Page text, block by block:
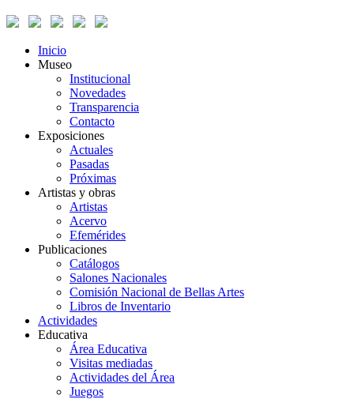
Inicio
Museo
Institucional
Novedades
Transparencia
Contacto
Exposiciones
Actuales
Pasadas
Próximas
Artistas y obras
Artistas
Acervo
Efemérides
Publicaciones
Catálogos
Salones Nacionales
Comisión Nacional de Bellas Artes
Libros de Inventario
Actividades
Educativa
Área Educativa
Visitas mediadas
Actividades del Área
Juegos